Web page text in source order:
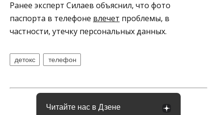
Ранее эксперт Силаев объяснил, что фото
паспорта в телефоне влечет проблемы, в
частности, утечку персональных данных.
детокс телефон
Читайте нас в Дзене